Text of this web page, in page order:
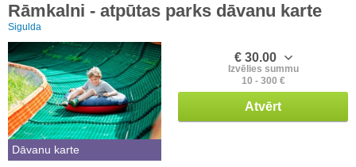
Rāmkalni - atpūtas parks dāvanu karte
Sigulda
Dāvanu karte
€ 30.00
Izvēlies summu
10 - 300 €
Atvērt